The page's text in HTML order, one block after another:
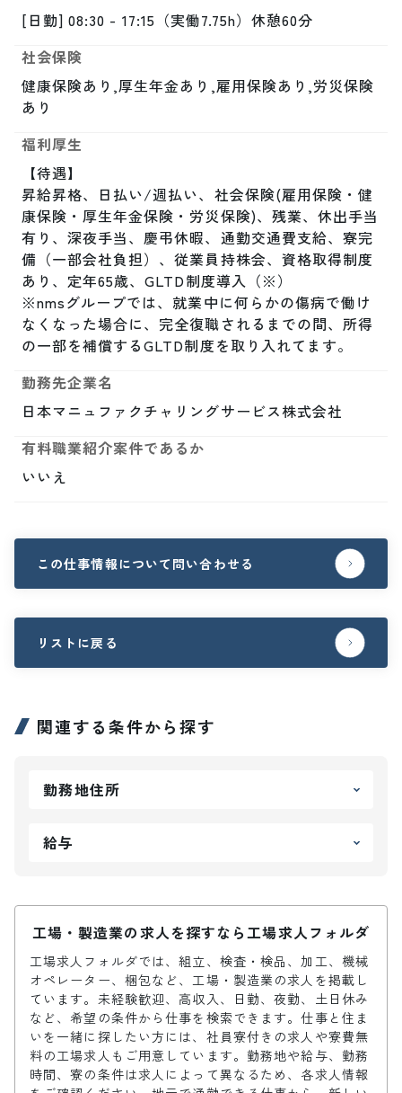
[日勤] 08:30 - 17:15（実働7.75h）休憩60分
社会保険
健康保険あり,厚生年金あり,雇用保険あり,労災保険
あり
福利厚生
【待遇】
昇給昇格、日払い/週払い、社会保険(雇用保険・健
康保険・厚生年金保険・労災保険)、残業、休出手当
有り、深夜手当、慶弔休暇、通勤交通費支給、寮完
備（一部会社負担）、従業員持株会、資格取得制度
あり、定年65歳、GLTD制度導入（※）
※nmsグループでは、就業中に何らかの傷病で働け
なくなった場合に、完全復職されるまでの間、所得
の一部を補償するGLTD制度を取り入れてます。
勤務先企業名
日本マニュファクチャリングサービス株式会社
有料職業紹介案件であるか
いいえ
この仕事情報について問い合わせる
リストに戻る
関連する条件から探す
勤務地住所
給与
工場・製造業の求人を探すなら工場求人フォルダ
工場求人フォルダでは、組立、検査・検品、加工、機械
オペレーター、梱包など、工場・製造業の求人を掲載し
ています。未経験歓迎、高収入、日勤、夜勤、土日休み
など、希望の条件から仕事を検索できます。仕事と住ま
いを一緒に探したい方には、社員寮付きの求人や寮費無
料の工場求人もご用意しています。勤務地や給与、勤務
時間、寮の条件は求人によって異なるため、各求人情報